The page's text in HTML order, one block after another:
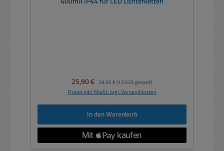
Verkaufspreis:
25,90 € Regulärer Preis:
29,95 € (13.52% gespart)
Preise inkl. MwSt. zzgl. Versandkosten
In den Warenkorb